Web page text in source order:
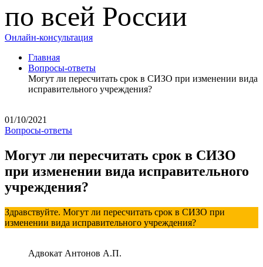
по всей России
Онлайн-консультация
Главная
Вопросы-ответы
Могут ли пересчитать срок в СИЗО при изменении вида
исправительного учреждения?
01/10/2021
Вопросы-ответы
Могут ли пересчитать срок в СИЗО
при изменении вида исправительного
учреждения?
Здравствуйте. Могут ли пересчитать срок в СИЗО при
изменении вида исправительного учреждения?
Адвокат Антонов А.П.